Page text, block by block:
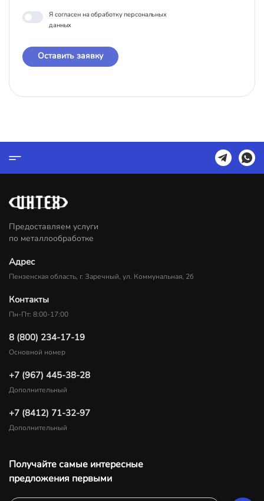
Я согласен на обработку персональных
данных
Оставить заявку
Предоставляем услуги
по металлообработке
Адрес
Пензенская область, г. Заречный, ул. Коммунальная, 2б
Контакты
Пн-Пт: 8:00-17:00
8 (800) 234-17-19
Основной номер
+7 (967) 445-38-28
Дополнительный
+7 (8412) 71-32-97
Дополнительный
Получайте самые интересные
предложения первыми